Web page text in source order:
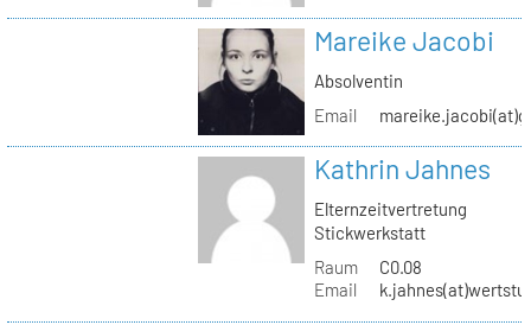
Mareike Jacobi
Absolventin
Email
Kathrin Jahnes
Elternzeitvertretung
Stickwerkstatt
Raum
C0.08
Email